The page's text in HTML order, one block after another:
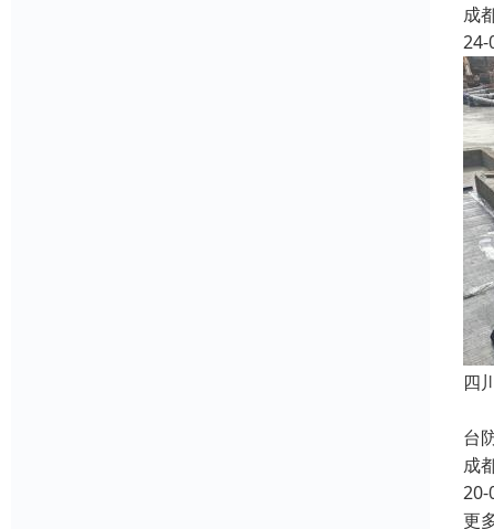
成
24-
四
台
成
20-
更